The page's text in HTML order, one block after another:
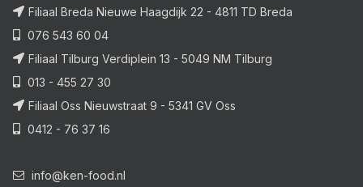
Filiaal Breda Nieuwe Haagdijk 22 - 4811 TD Breda
076 543 60 04
Filiaal Tilburg Verdiplein 13 - 5049 NM Tilburg
013 - 455 27 30
Filiaal Oss Nieuwstraat 9 - 5341 GV Oss
0412 - 76 37 16
info@ken-food.nl